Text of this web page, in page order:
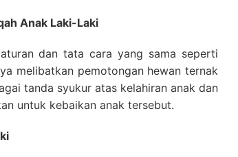
Anak Laki-Laki
dan tata cara yang sama seperti
melibatkan pemotongan hewan ternak
tanda syukur atas kelahiran anak dan
untuk kebaikan anak tersebut.